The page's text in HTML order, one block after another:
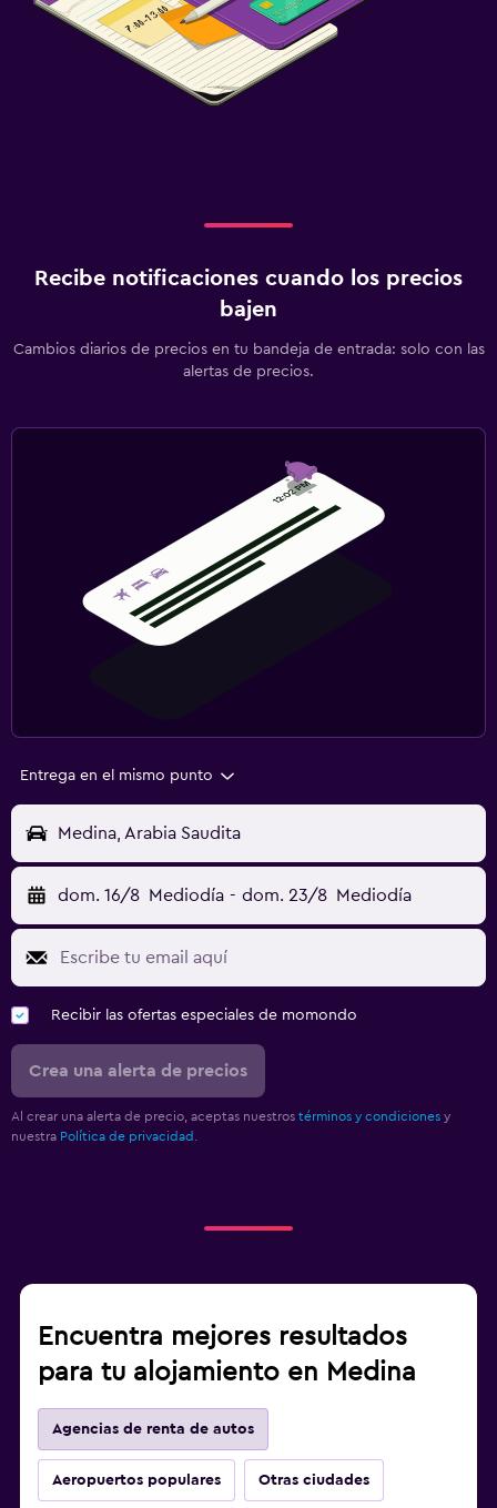
Recibe notificaciones cuando los precios
bajen
Cambios diarios de precios en tu bandeja de entrada: solo con las
alertas de precios.
Entrega en el mismo punto
Medina, Arabia Saudita
dom. 16/8 Mediodía - dom. 23/8 Mediodía
Recibir las ofertas especiales de momondo
Crea una alerta de precios
Al crear una alerta de precio, aceptas nuestros términos y condiciones y
nuestra Política de privacidad.
Encuentra mejores resultados
para tu alojamiento en Medina
Agencias de renta de autos
Aeropuertos populares Otras ciudades